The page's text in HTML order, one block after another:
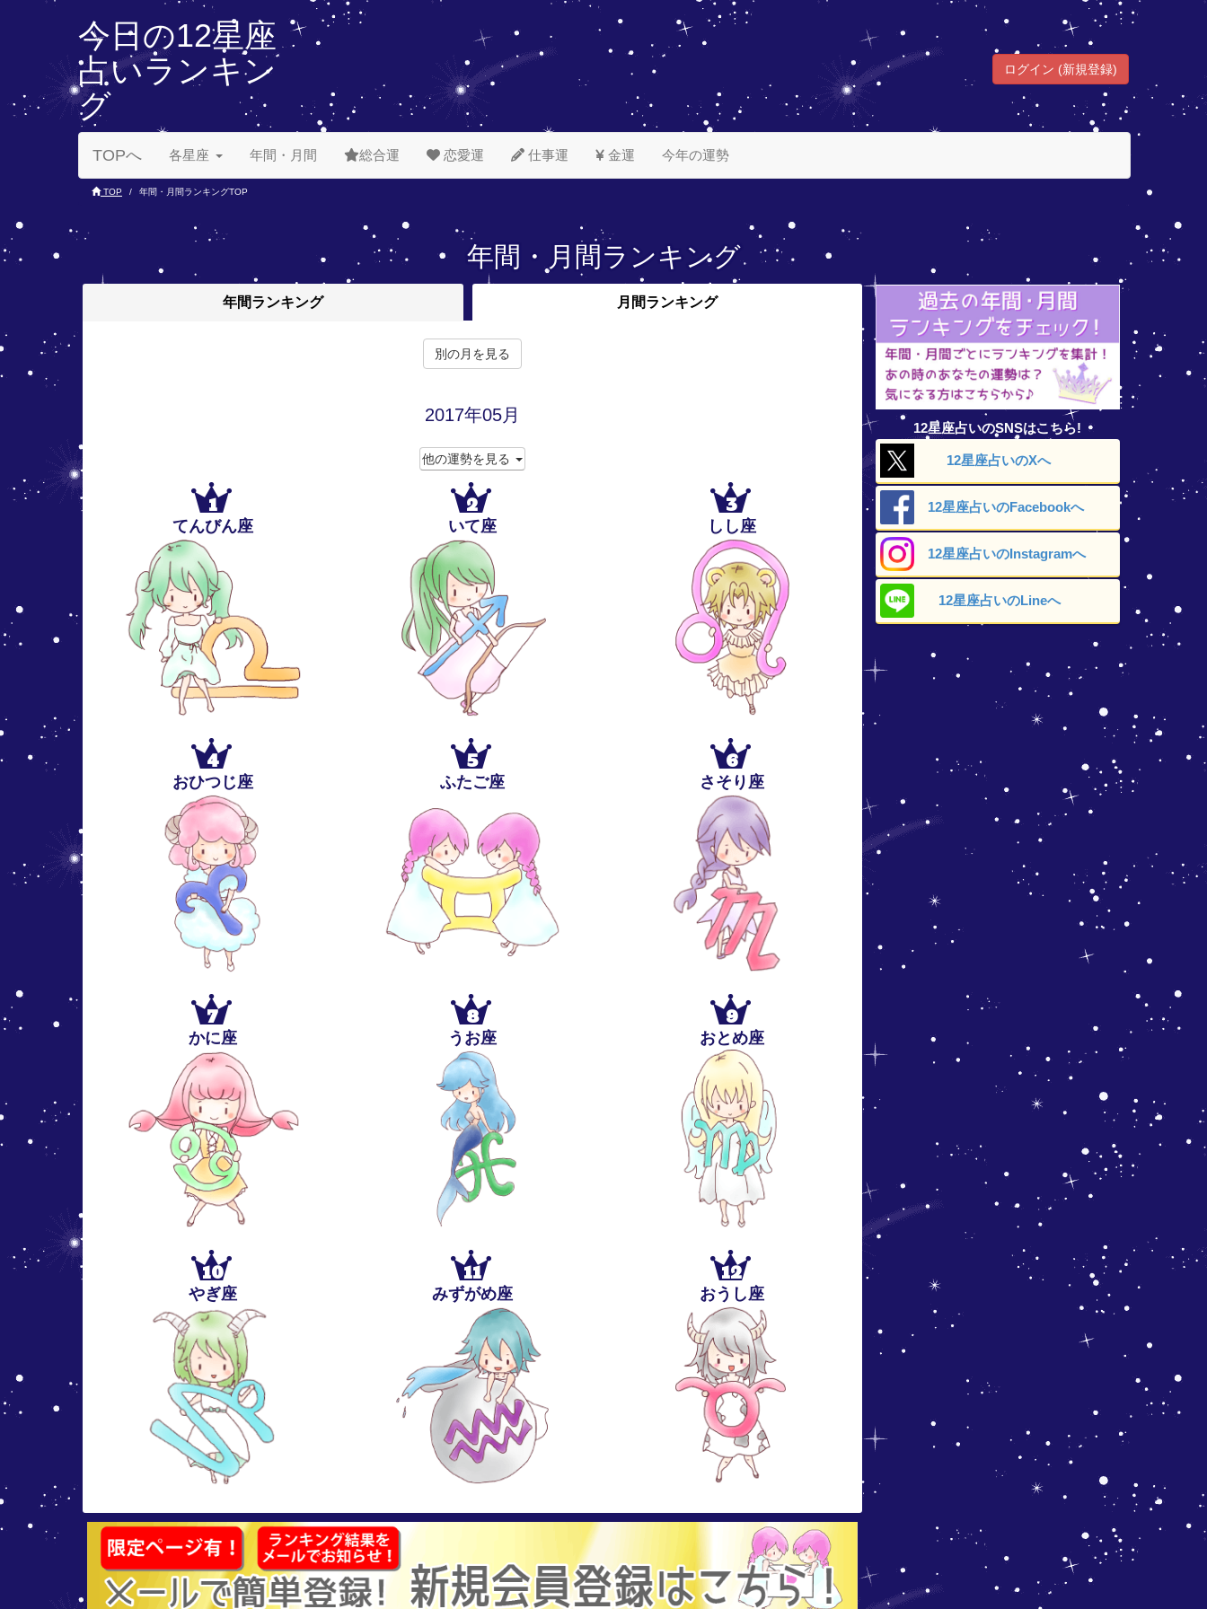
今日の12星座
占いランキン
グ
ログイン (新規登録)
TOPへ 各星座 年間・月間 総合運 恋愛運 仕事運 金運 今年の運勢
TOP 年間・月間ランキングTOP
年間・月間ランキング
年間ランキング 月間ランキング
別の月を見る
2017年05月
他の運勢を見る
1
てんびん座
2
いて座
3
しし座
4
おひつじ座
5
ふたご座
6
さそり座
7
かに座
8
うお座
9
おとめ座
10
やぎ座
11
みずがめ座
12
おうし座
12星座占いのSNSはこちら!
12星座占いのXへ
12星座占いのFacebookへ
12星座占いのInstagramへ
12星座占いのLineへ